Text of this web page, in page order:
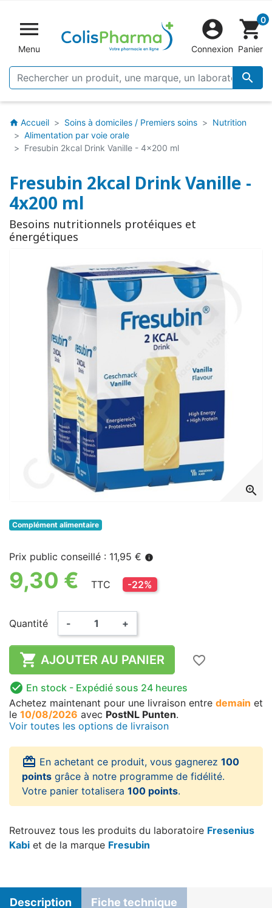

Menu


Connexion
shopping_cart0
Panier
home Accueil Soins à domiciles / Premiers soins
Nutrition
Alimentation par voie orale
Fresubin 2kcal Drink Vanille - 4x200 ml
Fresubin 2kcal Drink Vanille -
4x200 ml
Besoins nutritionnels protéiques et
énergétiques
zoom_in
Complément alimentaire
Prix public conseillé : 11,95 € info
9,30 € TTC -22%
Quantité - +
 AJOUTER AU PANIER
favorite_border
 En stock - Expédié sous 24 heures
Achetez maintenant pour une livraison entre demain et
le 10/08/2026 avec PostNL Punten.
Voir toutes les options de livraison
card_giftcard En achetant ce produit, vous gagnerez 100
points grâce à notre programme de fidélité.
Votre panier totalisera 100 points.
Retrouvez tous les produits du laboratoire Fresenius
Kabi et de la marque Fresubin
Description Fiche technique